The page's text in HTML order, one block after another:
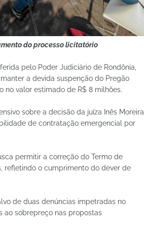
do processo licitatório
pelo Poder Judiciário de Rondônia,
a devida suspenção do Pregão
no valor estimado de R$ 8 milhões.
sobre a decisão da juíza Inês Moreira
de contratação emergencial por
permitir a correção do Termo de
refletindo o cumprimento do dever de
de duas denúncias impetradas no
ao sobrepreço nas propostas